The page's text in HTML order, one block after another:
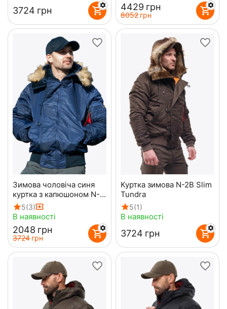
‍3724‍ грн ‍4429‍ грн
‍8052‍ грн
Зимова чоловіча синя
куртка з капюшоном N-
2B Slim Navy бомбер
5(3)
В наявності
‍2048‍ грн
‍3724‍ грн
Куртка зимова N-2B Slim
Tundra
5(1)
В наявності
‍3724‍ грн